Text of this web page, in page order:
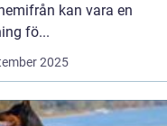
kan vara en
fö...
2025